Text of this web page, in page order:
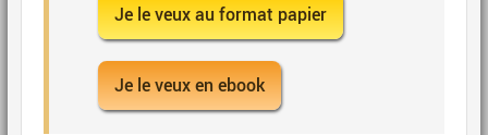
Je le veux au format papier
Je le veux en ebook